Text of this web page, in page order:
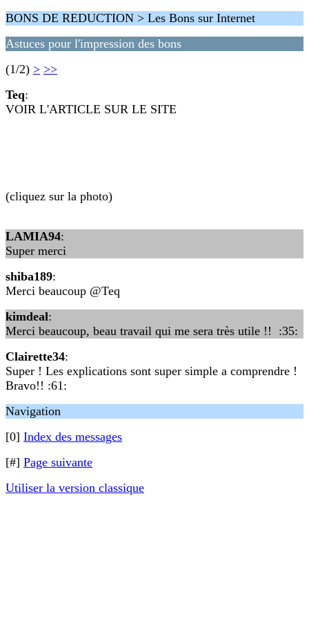
BONS DE REDUCTION > Les Bons sur Internet
Astuces pour l'impression des bons
(1/2) > >>
Teq:
VOIR L'ARTICLE SUR LE SITE
(cliquez sur la photo)
LAMIA94:
Super merci
shiba189:
Merci beaucoup @Teq
kimdeal:
Merci beaucoup, beau travail qui me sera très utile !! :35:
Clairette34:
Super ! Les explications sont super simple a comprendre !
Bravo!! :61:
Navigation
[0] Index des messages
[#] Page suivante
Utiliser la version classique